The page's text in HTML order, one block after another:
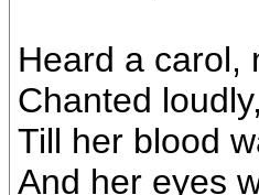
Heard a carol,
Chanted
Till her blood
And her eyes